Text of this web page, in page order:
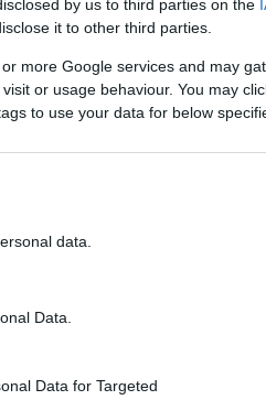
by us to third parties on the
it to other third parties.
more Google services and may
or usage behaviour. You may
to use your data for below
data.
Data.
Data for Targeted